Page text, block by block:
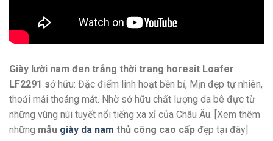
Giày lười nam đen trắng thời trang horesit Loafer
LF2291 sở hữu: Đặc điểm linh hoạt bền bỉ, Mịn đẹp tự nhiên,
thoải mái thoáng mát. Nhờ sở hữu chất lượng da bê đực từ
những vùng núi tuyết nổi tiếng xa xỉ của Châu Âu. [Xem thêm
những mẫu giày da nam thủ công cao cấp đẹp tại đây]